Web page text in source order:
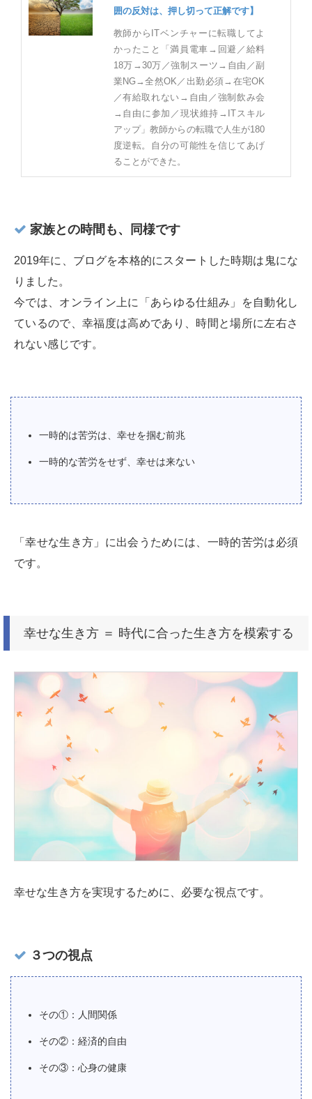
囲の反対は、押し切って正解です】
教師からITベンチャーに転職してよ
かったこと「満員電車→回避／給料
18万→30万／強制スーツ→自由／副
業NG→全然OK／出勤必須→在宅OK
／有給取れない→自由／強制飲み会
→自由に参加／現状維持→ITスキル
アップ」教師からの転職で人生が180
度逆転。自分の可能性を信じてあげ
ることができた。
家族との時間も、同様です
2019年に、ブログを本格的にスタートした時期は鬼にな
りました。
今では、オンライン上に「あらゆる仕組み」を自動化し
ているので、幸福度は高めであり、時間と場所に左右さ
れない感じです。
一時的は苦労は、幸せを掴む前兆
一時的な苦労をせず、幸せは来ない
「幸せな生き方」に出会うためには、一時的苦労は必須
です。
幸せな生き方 ＝ 時代に合った生き方を模索する
幸せな生き方を実現するために、必要な視点です。
３つの視点
その①：人間関係
その②：経済的自由
その③：心身の健康